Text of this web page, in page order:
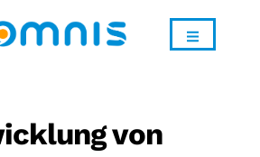
von